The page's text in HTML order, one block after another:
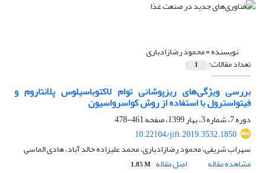
نویسنده =محمود رضازادباری
تعداد مقالات: 1
بررسی ویژگی‌های ریزپوشانی توام لاکتوباسیلوس پلانتاروم و
فیتواسترول با استفاده از روش کواسرواسیون
دوره 7، شماره 3، بهار 1399، صفحه
461-478
10.22104/jift.2019.3532.1850
سهراب شریفی، محمود رضازادباری، محمد علیزاده خالد آباد، هادی الماسی
مشاهده مقاله
اصل مقاله 1.85 M